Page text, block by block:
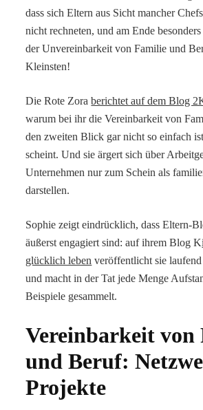
dass sich Eltern aus Sicht mancher
nicht rechneten, und am Ende
der Unvereinbarkeit von Familie und
Kleinsten!
Die Rote Zoraberichtet auf dem Blog
warum bei ihr die Vereinbarkeit von
den zweiten Blick gar nicht so einfach
scheint. Und sie ärgert sich über
Unternehmen nur zum Schein als
darstellen.
Sophie zeigt eindrücklich, dass Eltern-
äußerst engagiert sind: auf ihrem Blog K
glücklich leben veröffentlicht sie laufend
und macht in der Tat jede Menge
Beispiele gesammelt.
Vereinbarkeit von
und Beruf:
Projekte